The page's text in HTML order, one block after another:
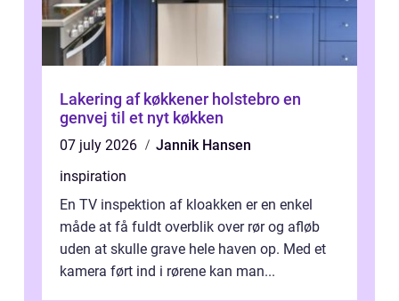
Lakering af køkkener holstebro en
genvej til et nyt køkken
07 july 2026
Jannik Hansen
inspiration
En TV inspektion af kloakken er en enkel
måde at få fuldt overblik over rør og afløb
uden at skulle grave hele haven op. Med et
kamera ført ind i rørene kan man...